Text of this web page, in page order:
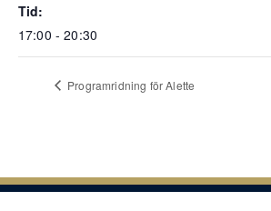
Tid:
17:00 - 20:30
Programridning för Alette